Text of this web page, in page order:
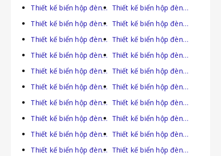
Thiết kế biển hộp đèn tại Hải Dương
Thiết kế biển hộp đèn tại Hải Phòng
Thiết kế biển hộp đèn tại Hậu Giang
Thiết kế biển hộp đèn tại Hồ Chí Minh
Thiết kế biển hộp đèn tại Hòa Bình
Thiết kế biển hộp đèn tại Hưng Yên
Thiết kế biển hộp đèn tại Khánh Hòa
Thiết kế biển hộp đèn tại Kiên Giang
Thiết kế biển hộp đèn tại Kon Tum
Thiết kế biển hộp đèn tại Lai Châu
Thiết kế biển hộp đèn tại Lâm Đồng
Thiết kế biển hộp đèn tại Lạng Sơn
Thiết kế biển hộp đèn tại Lào Cai
Thiết kế biển hộp đèn tại Long An
Thiết kế biển hộp đèn tại Nam Định
Thiết kế biển hộp đèn tại Nghệ An
Thiết kế biển hộp đèn tại Ninh Bình
Thiết kế biển hộp đèn tại Ninh Thuận
Thiết kế biển hộp đèn tại Phú Thọ
Thiết kế biển hộp đèn tại Phú Yên